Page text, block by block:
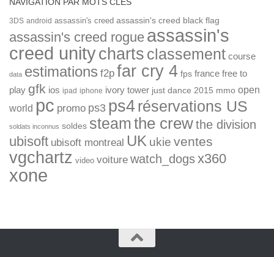
3DS android assassin's creed assassin's creed black flag
assassin's creed rogue assassin's
creed unitycharts classement course
data estimations f2p far cry 4 fps france free to
play gfk ios ipad iphone ivory tower just dance 2015 mmo open
world pc promo ps3 ps4réservations US
soldats inconnus soldes steamthe crewthe division
ubisoft ubisoft montreal UK ukie ventes
vgchartz video voiture watch_dogsx360
xone